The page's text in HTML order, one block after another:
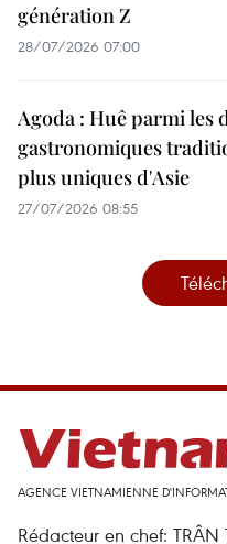
génération Z
28/07/2026 07:00
Agoda : Huê parmi les
gastronomiques
plus uniques d'Asie
27/07/2026 08:55
AGENCE VIETNAMIENNE
Rédacteur en chef: TRÂN